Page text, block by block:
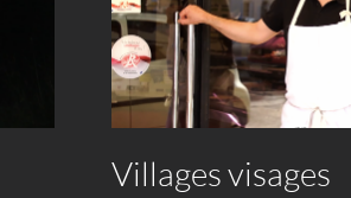
Villages visages